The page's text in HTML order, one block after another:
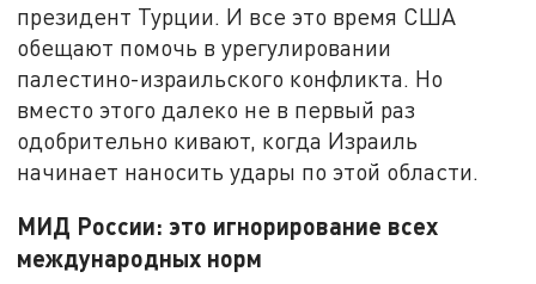
президент Турции. И все это время США
обещают помочь в урегулировании
палестино-израильского конфликта. Но
вместо этого далеко не в первый раз
одобрительно кивают, когда Израиль
начинает наносить удары по этой области.
МИД России: это игнорирование всех
международных норм